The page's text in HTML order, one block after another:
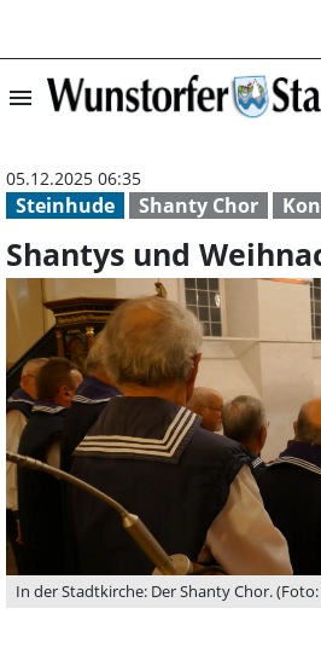
menu
Steinhude Shanty Chor
05.12.2025 06:35
Shantys und
In der Stadtkirche: Der Shanty Chor.